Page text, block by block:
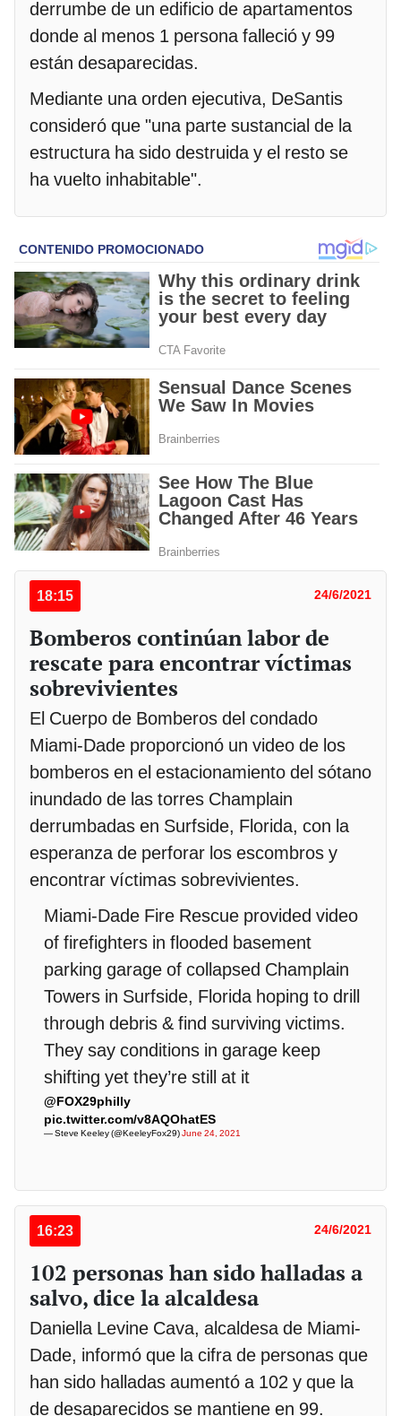
derrumbe de un edificio de apartamentos
donde al menos 1 persona falleció y 99
están desaparecidas.
Mediante una orden ejecutiva, DeSantis
consideró que "una parte sustancial de la
estructura ha sido destruida y el resto se
ha vuelto inhabitable".
18:15 24/6/2021
Bomberos continúan labor de
rescate para encontrar víctimas
sobrevivientes
El Cuerpo de Bomberos del condado
Miami-Dade proporcionó un video de los
bomberos en el estacionamiento del sótano
inundado de las torres Champlain
derrumbadas en Surfside, Florida, con la
esperanza de perforar los escombros y
encontrar víctimas sobrevivientes.
Miami-Dade Fire Rescue provided video
of firefighters in flooded basement
parking garage of collapsed Champlain
Towers in Surfside, Florida hoping to drill
through debris & find surviving victims.
They say conditions in garage keep
shifting yet they’re still at it
@FOX29philly
pic.twitter.com/v8AQOhatES
— Steve Keeley (@KeeleyFox29)June 24, 2021
16:23 24/6/2021
102 personas han sido halladas a
salvo, dice la alcaldesa
Daniella Levine Cava, alcaldesa de Miami-
Dade, informó que la cifra de personas que
han sido halladas aumentó a 102 y que la
de desaparecidos se mantiene en 99.